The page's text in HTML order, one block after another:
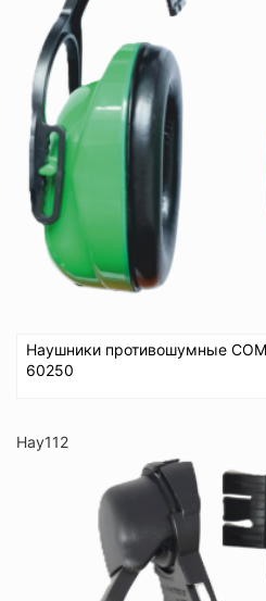
Наушники противошумные
60250
Нау112